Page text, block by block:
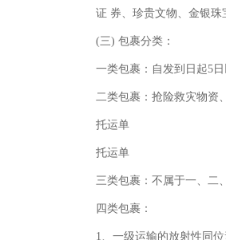
证 券、珍贵文物、金银
(三) 包裹分类：
一类包裹：自发到日起5
二类包裹：抢险救灾物资
托运单
托运单
三类包裹：不属于一、二
四类包裹：
1、一级运输的放射性同位